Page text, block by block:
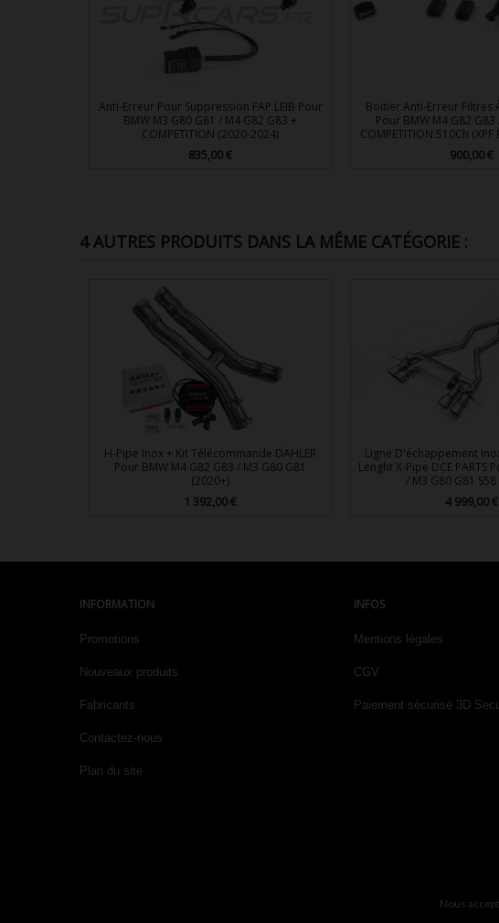
Anti-Erreur Pour Suppression FAP LEIB Pour
BMW M3 G80 G81 / M4 G82 G83 +
COMPETITION (2020-2024)
Prix
835,00 €
Boitier Anti-Erreur Filtres
Pour BMW M4 G82 G83
COMPETITION 510Ch
Prix
900,00 €
4 AUTRES PRODUITS DANS LA MÊME CATÉGORIE :
H-Pipe Inox + Kit Télécommande DÄHLER
Pour BMW M4 G82 G83 / M3 G80 G81
(2020+)
Prix
1 392,00 €
Ligne D'échappement
Lenght X-Pipe DCE PARTS
/ M3 G80 G81
Prix
4 999,00 €
INFORMATION
Promotions
Nouveaux produits
Fabricants
Contactez-nous
Plan du site
INFOS
Mentions légales
CGV
Paiement sécurisé 3D
Nous